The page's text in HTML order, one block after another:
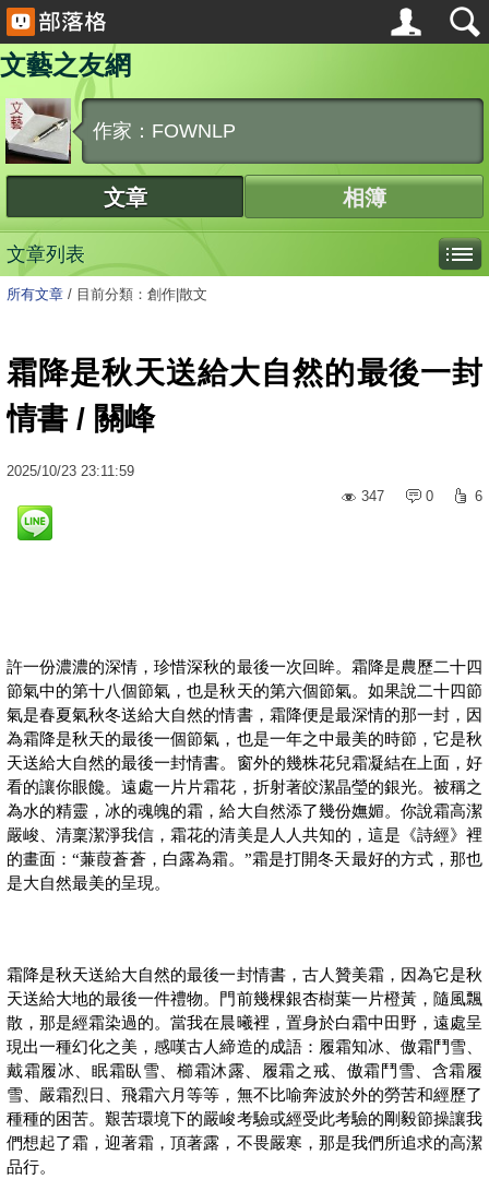
文藝之友網
作家：FOWNLP
文章 相簿
文章列表
所有文章 / 目前分類：創作|散文
霜降是秋天送給大自然的最後一封
情書 / 關峰
2025/10/23 23:11:59
347
0 6
許一份濃濃的深情，珍惜深秋的最後一次回眸。霜降是農歷二十四
節氣中的第十八個節氣，也是秋天的第六個節氣。如果說二十四節
氣是春夏氣秋冬送給大自然的情書，霜降便是最深情的那一封，因
為霜降是秋天的最後一個節氣，也是一年之中最美的時節，它是秋
天送給大自然的最後一封情書。窗外的幾株花兒霜凝結在上面，好
看的讓你眼饞。遠處一片片霜花，折射著皎潔晶瑩的銀光。被稱之
為水的精靈，冰的魂魄的霜，給大自然添了幾份嫵媚。你說霜高潔
嚴峻、清稟潔淨我信，霜花的清美是人人共知的，這是《詩經》裡
的畫面：“蒹葭蒼蒼，白露為霜。”霜是打開冬天最好的方式，那也
是大自然最美的呈現。
霜降是秋天送給大自然的最後一封情書，古人贊美霜，因為它是秋
天送給大地的最後一件禮物。門前幾棵銀杏樹葉一片橙黃，隨風飄
散，那是經霜染過的。當我在晨曦裡，置身於白霜中田野，遠處呈
現出一種幻化之美，感嘆古人締造的成語：履霜知冰、傲霜鬥雪、
戴霜履冰、眠霜臥雪、櫛霜沐露、履霜之戒、傲霜鬥雪、含霜履
雪、嚴霜烈日、飛霜六月等等，無不比喻奔波於外的勞苦和經歷了
種種的困苦。艱苦環境下的嚴峻考驗或經受此考驗的剛毅節操讓我
們想起了霜，迎著霜，頂著露，不畏嚴寒，那是我們所追求的高潔
品行。